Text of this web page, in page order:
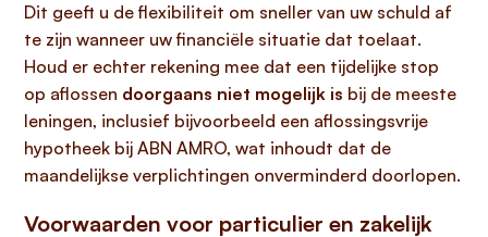
Dit geeft u de flexibiliteit om sneller van uw schuld af
te zijn wanneer uw financiële situatie dat toelaat.
Houd er echter rekening mee dat een tijdelijke stop
op aflossen doorgaans niet mogelijk is bij de meeste
leningen, inclusief bijvoorbeeld een aflossingsvrije
hypotheek bij ABN AMRO, wat inhoudt dat de
maandelijkse verplichtingen onverminderd doorlopen.
Voorwaarden voor particulier en zakelijk